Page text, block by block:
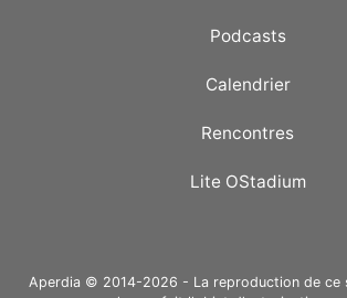
Podcasts
Calendrier
Rencontres
Lite OStadium
Aperdia © 2014-2026 - La reproduction de ce